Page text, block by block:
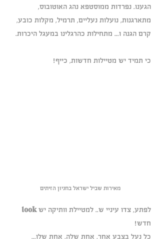
הגענו. נפרדות ממוסטפא נהג האוטובוס,
מתארגנות, נועלות נעליים, תרמיל, מקלות כובע,
קרם הגנה ו... מתחילות כהרגלינו במעגל היכרות.
כי תמיד יש מטיילות חדשות, כייף!
מאירות שביל ישראל בחניון הזיתים
לפתע, צדו עיניי ש.. למטיילת וותיקה יש look
חדש!
כל נעל בצבע אחר, אחת שלה, אחת שלו...